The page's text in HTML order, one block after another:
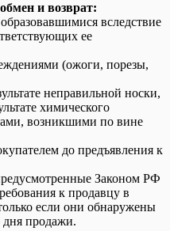
и возврат:
вследствие
ее
(ожоги, порезы,
неправильной носки,
химического
возникшими по вине
до предъявления к
Законом РФ
к продавцу в
если они обнаружены
дня продажи.